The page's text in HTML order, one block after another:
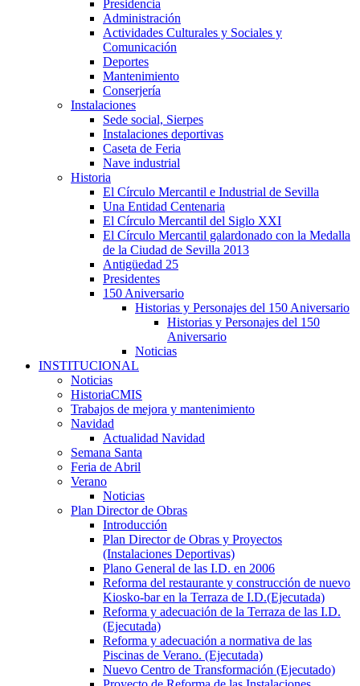
Presidencia
Administración
Actividades Culturales y Sociales y
Comunicación
Deportes
Mantenimiento
Conserjería
Instalaciones
Sede social, Sierpes
Instalaciones deportivas
Caseta de Feria
Nave industrial
Historia
El Círculo Mercantil e Industrial de Sevilla
Una Entidad Centenaria
El Círculo Mercantil del Siglo XXI
El Círculo Mercantil galardonado con la Medalla
de la Ciudad de Sevilla 2013
Antigüedad 25
Presidentes
150 Aniversario
Historias y Personajes del 150 Aniversario
Historias y Personajes del 150
Aniversario
Noticias
INSTITUCIONAL
Noticias
HistoriaCMIS
Trabajos de mejora y mantenimiento
Navidad
Actualidad Navidad
Semana Santa
Feria de Abril
Verano
Noticias
Plan Director de Obras
Introducción
Plan Director de Obras y Proyectos
(Instalaciones Deportivas)
Plano General de las I.D. en 2006
Reforma del restaurante y construcción de nuevo
Kiosko-bar en la Terraza de I.D.(Ejecutada)
Reforma y adecuación de la Terraza de las I.D.
(Ejecutada)
Reforma y adecuación a normativa de las
Piscinas de Verano. (Ejecutada)
Nuevo Centro de Transformación (Ejecutado)